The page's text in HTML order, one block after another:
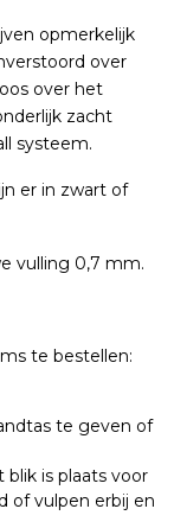
opmerkelijk
over
over het
zacht
systeem.
er in zwart of
vulling 0,7 mm.
te bestellen:
te geven of
is plaats voor
of vulpen erbij en